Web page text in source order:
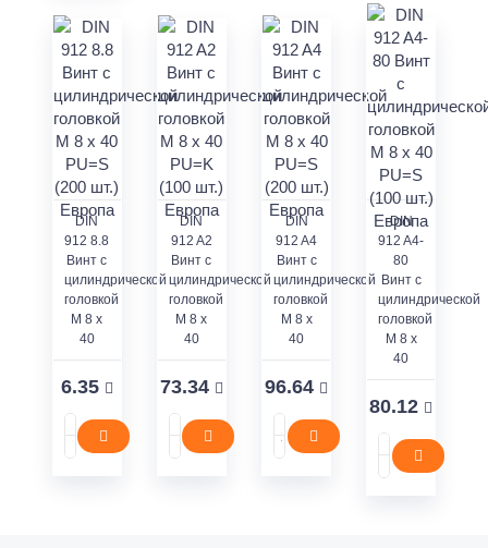
DIN
912 8.8
Винт с
цилиндрической
головкой
M 8 x
40
6.35
DIN
912 A2
Винт с
цилиндрической
головкой
M 8 x
40
73.34
DIN
912 A4
Винт с
цилиндрической
головкой
M 8 x
40
96.64
DIN
912 A4-
80
Винт с
цилиндрической
головкой
M 8 x
40
80.12